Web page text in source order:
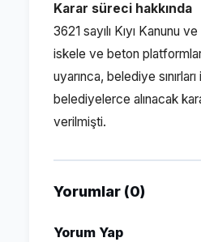
Karar süreci hakkında
3621 sayılı Kıyı Kanunu
iskele ve beton
uyarınca, belediye
belediyelerce alınacak
verilmişti.
Yorumlar (0)
Yorum Yap